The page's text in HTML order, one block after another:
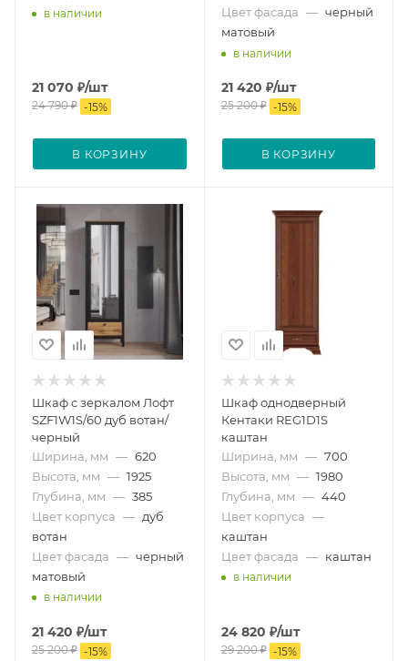
в наличии
21 070 ₽/шт
24 790₽ -15%
В КОРЗИНУ
Цвет фасада — черный
матовый
в наличии
21 420 ₽/шт
25 200₽ -15%
В КОРЗИНУ
Шкаф с зеркалом Лофт
SZF1W1S/60 дуб вотан/
черный
Ширина, мм — 620
Высота, мм — 1925
Глубина, мм — 385
Цвет корпуса — дуб
вотан
Цвет фасада — черный
матовый
в наличии
21 420 ₽/шт
25 200₽ -15%
Шкаф однодверный
Кентаки REG1D1S
каштан
Ширина, мм — 700
Высота, мм — 1980
Глубина, мм — 440
Цвет корпуса —
каштан
Цвет фасада — каштан
в наличии
24 820 ₽/шт
29 200₽ -15%